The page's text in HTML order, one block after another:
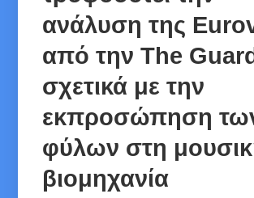
ανάλυση της
από την The
σχετικά με την
εκπροσώπηση
φύλων στη
βιομηχανία